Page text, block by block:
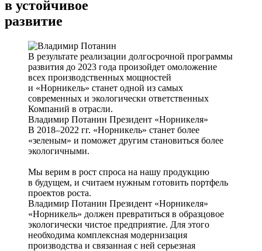
в устойчивое
развитие
В результате реализации долгосрочной программы
развития до 2023 года произойдет омоложение
всех производственных мощностей
и «Норникель» станет одной из самых
современных и экологически ответственных
Компаний в отрасли.
Владимир Потанин Президент «Норникеля»
В 2018–2022 гг. «Норникель» станет более
«зеленым» и поможет другим становиться более
экологичными.
Мы верим в рост спроса на нашу продукцию
в будущем, и считаем нужным готовить портфель
проектов роста.
Владимир Потанин Президент «Норникеля»
«Норникель» должен превратиться в образцовое
экологически чистое предприятие. Для этого
необходима комплексная модернизация
производства и связанная с ней серьезная